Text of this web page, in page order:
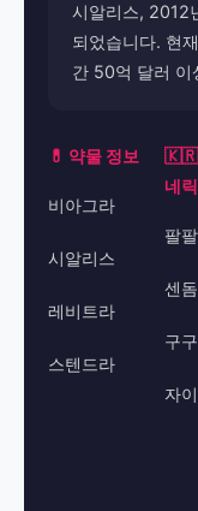
시알리스, 2012
되었습니다. 현
간 50억 달러 이
💊 약물 정보
비아그라
시알리스
레비트라
스텐드라
🇰🇷
네릭
팔
센돔
구
자